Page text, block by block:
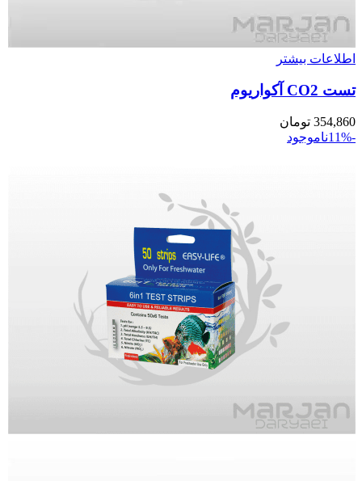
اطلاعات بیشتر
تست CO2 آکواریوم
354,860 تومان
-11%
ناموجود